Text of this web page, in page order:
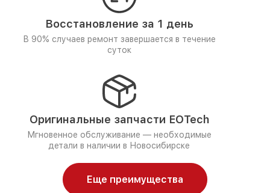
Восстановление за 1 день
В 90% случаев ремонт завершается в течение
суток
Оригинальные запчасти EOTech
Мгновенное обслуживание — необходимые
детали в наличии в Новосибирске
Еще преимущества